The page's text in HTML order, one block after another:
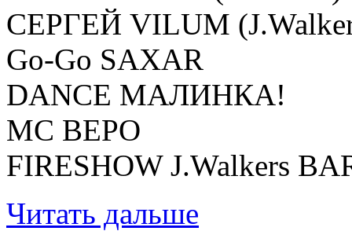
СЕРГЕЙ VILUM
Go-Go SAXAR
DANCE МАЛИНКА!
МС ВЕРО
FIRESHOW J.Walkers
Читать дальше